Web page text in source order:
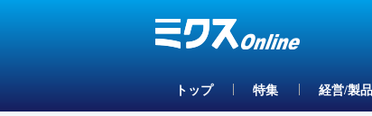
トップ 特集 経営/製品